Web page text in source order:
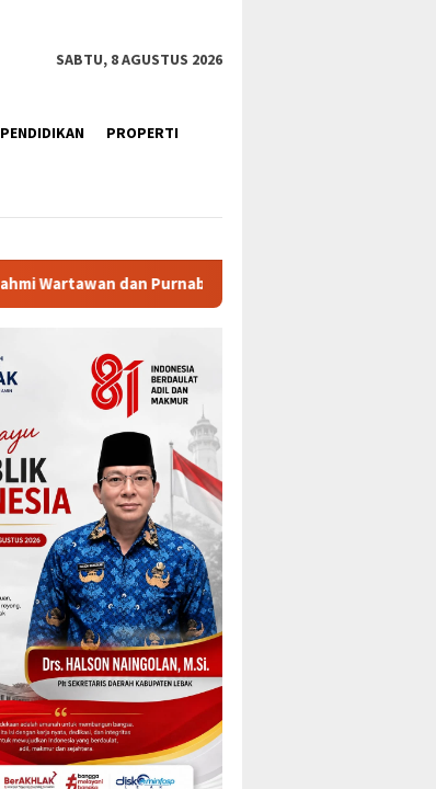
SABTU, 8 AGUSTUS 2026
PENDIDIKAN PROPERTI
Ratusan Purna Bhakti dan Warga Siap